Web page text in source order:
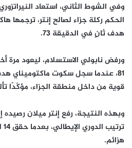
وفي الشوط الثاني، استعاد
الحكم ركلة جزاء لصالح إنتر، ترجمها
هدف ثانٍ في الدقيقة 73.
ورفض نابولي الاستسلام، ليعود مرة
81، عندما سجل سكوت ماكتوميناي
قوية من داخل منطقة الجزاء، مؤكّدًا
هزائم.